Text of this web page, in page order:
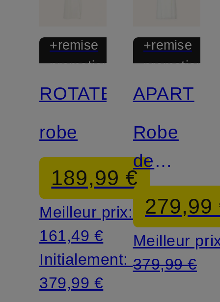
+remise
promotionnelle
Avec
ROTATE
robe
189,99 €
Meilleur prix:
161,49 €
Initialement:
379,99 €
+remise
APART
Robe
de
soirée
avec
perles
279,99
Meilleur
379,99 €